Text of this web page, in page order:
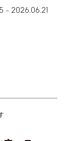
– 2026.06.21